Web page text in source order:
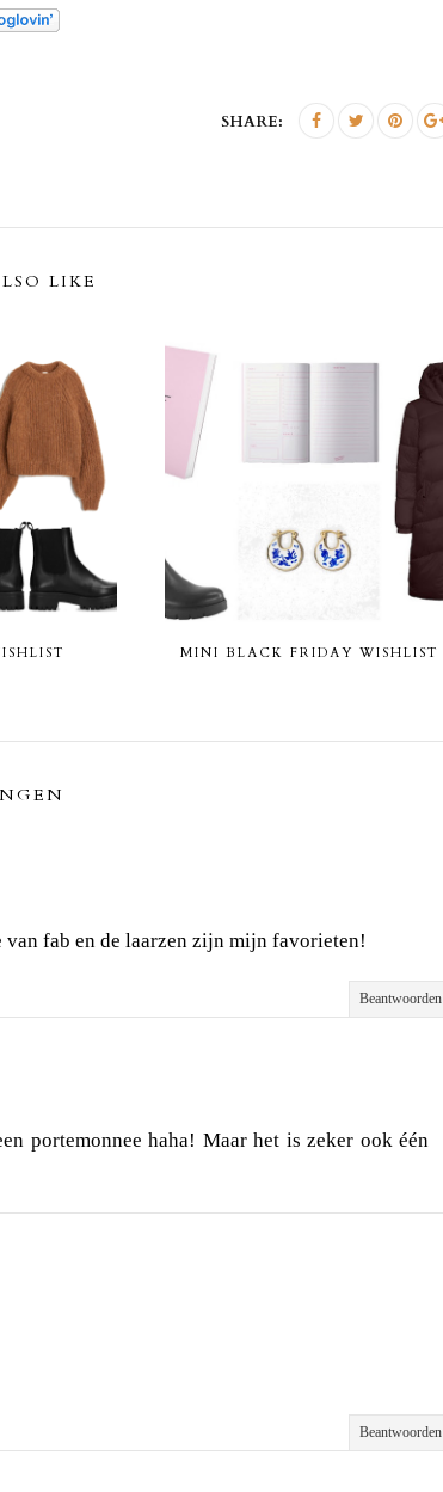
SHARE:
LIKE
MINI BLACK FRIDAY WISHLIST
fab en de laarzen zijn mijn favorieten!
Beantwoorden
portemonnee haha! Maar het is zeker ook één
Beantwoorden